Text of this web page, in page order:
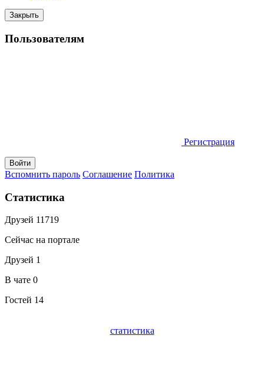
Закрыть
Пользователям
Регистрация
Вспомнить пароль Соглашение Политика
Статистика
Друзей 11719
Сейчас на портале
Друзей 1
В чате 0
Гостей 14
статистика